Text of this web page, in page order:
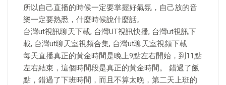
所以自己直播的時候一定要掌握好氣氛，自己放的音
樂一定要熟悉，什麼時候說什麼話。
台灣ut視訊聊天下載, 台灣UT視訊快播, 台灣ut視訊下
載, 台灣ut聊天室視頻合集, 台灣ut聊天室視頻下載
每天直播真正的黃金時間是晚上9點左右開始，到11點
左右結束，這個時間段是真正的黃金時間。 錯過了飯
點，錯過了下班時間，而且不算太晚，第二天上班的